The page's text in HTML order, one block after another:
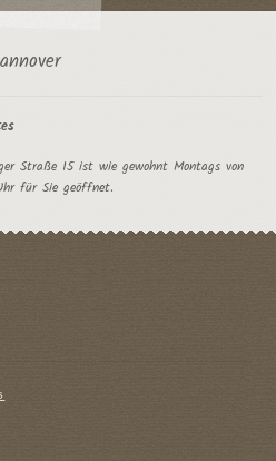
Straße 15 ist wie gewohnt Montags von
für Sie geöffnet.